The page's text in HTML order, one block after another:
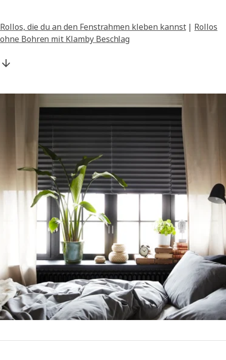
Rollos, die du an den Fenstrahmen kleben kannst| Rollos
ohne Bohren mit Klamby Beschlag